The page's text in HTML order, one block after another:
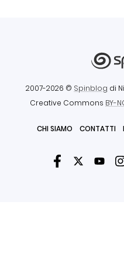
2007-2026 © Spinblog di
Creative Commons BY-
CHI SIAMO CONTATTI